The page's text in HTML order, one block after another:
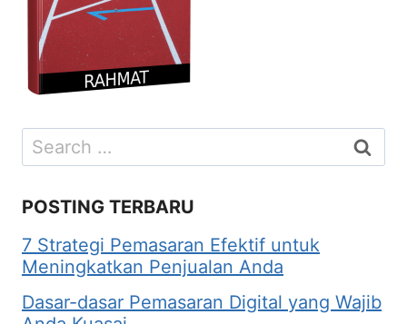
Search
for:
POSTING TERBARU
7 Strategi Pemasaran Efektif untuk
Meningkatkan Penjualan Anda
Dasar-dasar Pemasaran Digital yang Wajib